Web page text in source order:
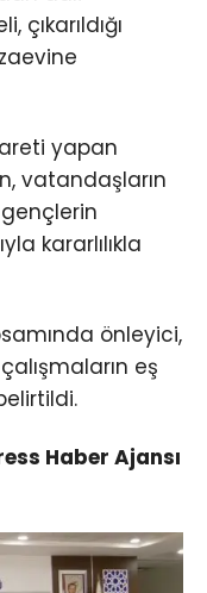
yapan
vatandaşların
kararlılıkla
önleyici,
eş
Haber Ajansı